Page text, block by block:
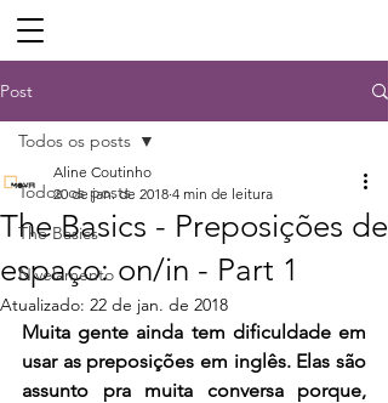
Post
Todos os posts
The Basics
Nivelamento
Todos os posts
The Basics - Preposições de
espaço: on/in - Part 1
Aline Coutinho
20 de jan. de 2018 4 min de leitura
Atualizado: 22 de jan. de 2018
Muita gente ainda tem dificuldade em
usar as preposições em inglês. Elas são
assunto pra muita conversa porque,